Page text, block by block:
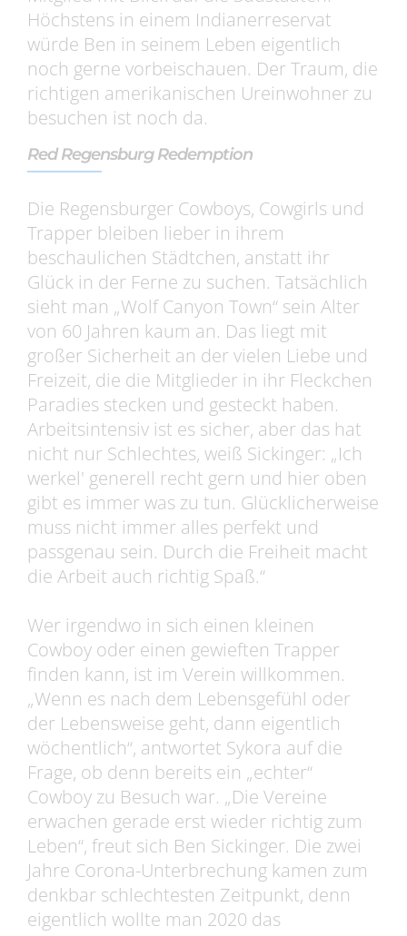
Höchstens in einem Indianerreservat
würde Ben in seinem Leben eigentlich
noch gerne vorbeischauen. Der Traum, die
richtigen amerikanischen Ureinwohner zu
besuchen ist noch da.
Red Regensburg Redemption
Die Regensburger Cowboys, Cowgirls und
Trapper bleiben lieber in ihrem
beschaulichen Städtchen, anstatt ihr
Glück in der Ferne zu suchen. Tatsächlich
sieht man „Wolf Canyon Town“ sein Alter
von 60 Jahren kaum an. Das liegt mit
großer Sicherheit an der vielen Liebe und
Freizeit, die die Mitglieder in ihr Fleckchen
Paradies stecken und gesteckt haben.
Arbeitsintensiv ist es sicher, aber das hat
nicht nur Schlechtes, weiß Sickinger: „Ich
werkel' generell recht gern und hier oben
gibt es immer was zu tun. Glücklicherweise
muss nicht immer alles perfekt und
passgenau sein. Durch die Freiheit macht
die Arbeit auch richtig Spaß.“
Wer irgendwo in sich einen kleinen
Cowboy oder einen gewieften Trapper
finden kann, ist im Verein willkommen.
„Wenn es nach dem Lebensgefühl oder
der Lebensweise geht, dann eigentlich
wöchentlich“, antwortet Sykora auf die
Frage, ob denn bereits ein „echter“
Cowboy zu Besuch war. „Die Vereine
erwachen gerade erst wieder richtig zum
Leben“, freut sich Ben Sickinger. Die zwei
Jahre Corona-Unterbrechung kamen zum
denkbar schlechtesten Zeitpunkt, denn
eigentlich wollte man 2020 das